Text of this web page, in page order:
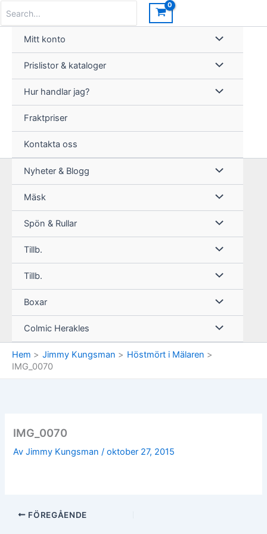
innehåll
for:
Mitt konto
Prislistor & kataloger
Hur handlar jag?
Fraktpriser
Kontakta oss
Nyheter & Blogg
Mäsk
Spön & Rullar
Tillb.
Tillb.
Boxar
Colmic Herakles
Hem Jimmy Kungsman
Höstmört i Mälaren
IMG_0070
IMG_0070
AvJimmy Kungsman/oktober 27, 2015
FÖREGÅENDE